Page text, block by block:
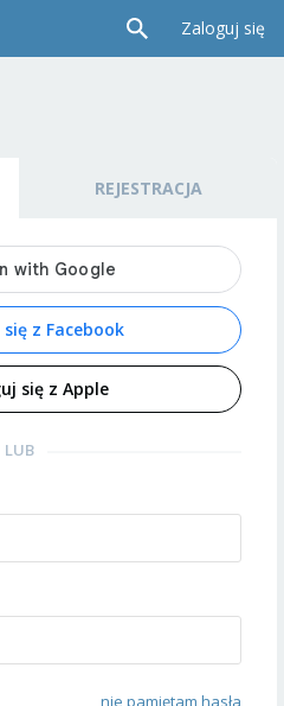
Zaloguj się
REJESTRACJA
z Facebook
się z Apple
LUB
nie pamiętam hasła